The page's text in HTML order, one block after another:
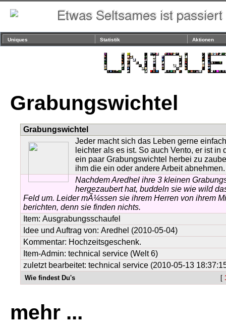
Uniques Statistik Aktionen
Grabungswichtel
Grabungswichtel
Jeder macht sich das Leben gerne
leichter als es ist. So auch Vento, er ist in
ein paar Grabungswichtel herbei zu
ihm die ein oder andere Arbeit abnehmen.
Nachdem Aredhel ihre 3 kleinen
hergezaubert hat, buddeln sie wie wild
Feld um. Leider mÃ¼ssen sie ihrem Herren von ihrem
berichten, denn sie finden nichts.
Item: Ausgrabungsschaufel
Idee und Auftrag von: Aredhel (2010-05-04)
Kommentar: Hochzeitsgeschenk.
Item-Admin: technical service (Welt 6)
zuletzt bearbeitet: technical service (2010-05-13
Wie findest Du's [
mehr ...